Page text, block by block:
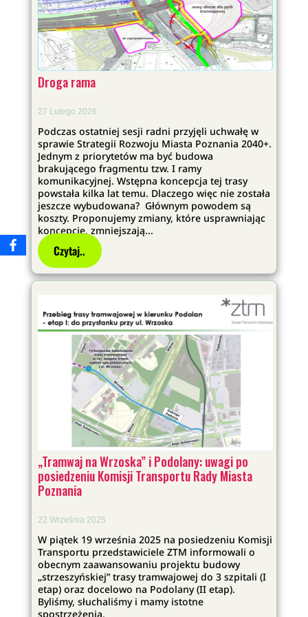
Droga rama
27 Lutego 2026
Podczas ostatniej sesji radni przyjęli uchwałę w
sprawie Strategii Rozwoju Miasta Poznania 2040+.
Jednym z priorytetów ma być budowa
brakującego fragmentu tzw. I ramy
komunikacyjnej. Wstępna koncepcja tej trasy
powstała kilka lat temu. Dlaczego więc nie została
jeszcze wybudowana? Głównym powodem są
koszty. Proponujemy zmiany, które usprawniając
koncepcję, zmniejszają...
Czytaj..
„Tramwaj na Wrzoska” i Podolany: uwagi po
posiedzeniu Komisji Transportu Rady Miasta
Poznania
22 Września 2025
W piątek 19 września 2025 na posiedzeniu Komisji
Transportu przedstawiciele ZTM informowali o
obecnym zaawansowaniu projektu budowy
„strzeszyńskiej” trasy tramwajowej do 3 szpitali (I
etap) oraz docelowo na Podolany (II etap).
Byliśmy, słuchaliśmy i mamy istotne
spostrzeżenia.